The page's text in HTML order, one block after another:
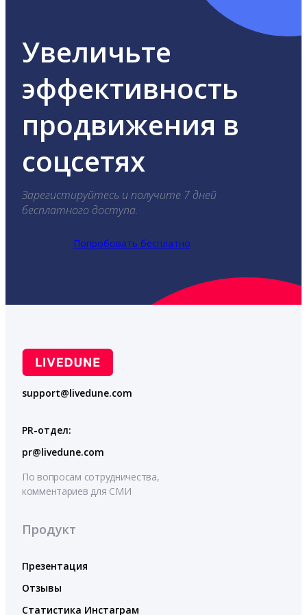
Увеличьте
эффективность
продвижения в
соцсетях
Зарегистируйтесь и получите 7 дней
бесплатного доступа.
Попробовать бесплатно
support@livedune.com
PR-отдел:
pr@livedune.com
По вопросам сотрудничества,
комментариев для СМИ
Продукт
Презентация
Отзывы
Статистика Инстаграм